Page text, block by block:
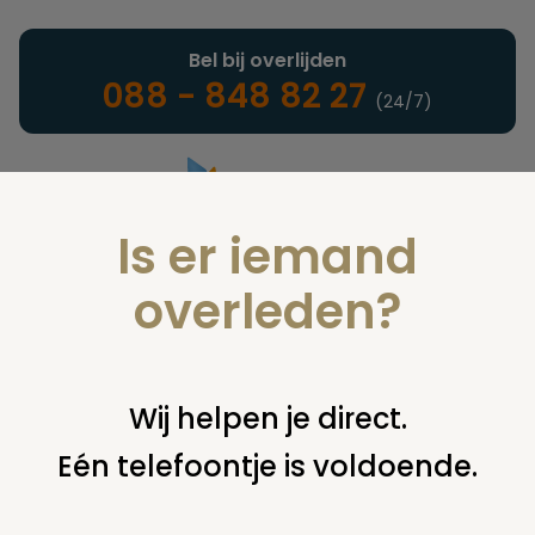
Landelijke uitvaartonderneming
Bel bij overlijden
088 - 848 82 27 (24/7)
U bent hier: home nieuws & agenda nieuws opening atelier
Is er iemand
overleden?
Wij helpen je direct.
Eén telefoontje is voldoende.